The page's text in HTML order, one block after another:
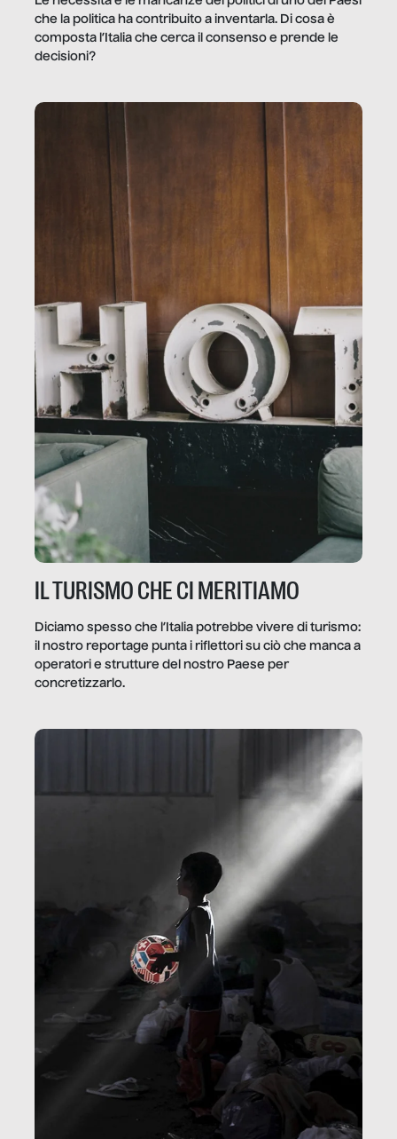
che la politica ha contribuito a inventarla. Di cosa è
composta l’Italia che cerca il consenso e prende le
decisioni?
IL TURISMO CHE CI MERITIAMO
Diciamo spesso che l’Italia potrebbe vivere di turismo:
il nostro reportage punta i riflettori su ciò che manca a
operatori e strutture del nostro Paese per
concretizzarlo.